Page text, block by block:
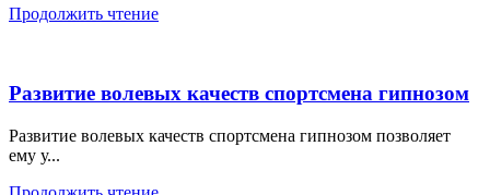
Продолжить чтение
Развитие волевых качеств спортсмена гипнозом
Развитие волевых качеств спортсмена гипнозом позволяет
ему у...